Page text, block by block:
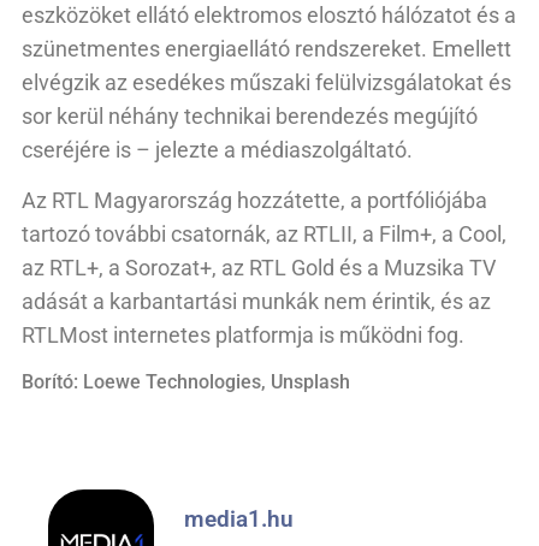
eszközöket ellátó elektromos elosztó hálózatot és a
szünetmentes energiaellátó rendszereket. Emellett
elvégzik az esedékes műszaki felülvizsgálatokat és
sor kerül néhány technikai berendezés megújító
cseréjére is – jelezte a médiaszolgáltató.
Az RTL Magyarország hozzátette, a portfóliójába
tartozó további csatornák, az RTLII, a Film+, a Cool,
az RTL+, a Sorozat+, az RTL Gold és a Muzsika TV
adását a karbantartási munkák nem érintik, és az
RTLMost internetes platformja is működni fog.
Borító: Loewe Technologies, Unsplash
media1.hu